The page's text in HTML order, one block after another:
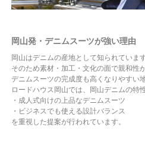
岡山発・デニムスーツが強い理由
岡山はデニムの産地として知られています
そのため素材・加工・文化の面で親和性が
デニムスーツの完成度も高くなりやすい
ロードハウス岡山では、岡山デニムの特
・成人式向けの上品なデニムスーツ
・ビジネスでも使える設計バランス
を重視した提案が行われています。